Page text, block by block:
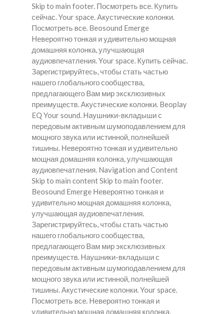
Skip to main footer. Посмотреть все. Купить
сейчас. Your space. Акустические колонки.
Посмотреть все. Beosound Emerge
Невероятно тонкая и удивительно мощная
домашняя колонка, улучшающая
аудиовпечатления. Your space. Купить сейчас.
Зарегистрируйтесь, чтобы стать частью
нашего глобального сообщества,
предлагающего Вам мир эксклюзивных
преимуществ. Акустические колонки. Beoplay
EQ Your sound. Наушники-вкладыши с
передовым активным шумоподавлением для
мощного звука или истинной, полнейшей
тишины. Невероятно тонкая и удивительно
мощная домашняя колонка, улучшающая
аудиовпечатления. Navigation and Content
Skip to main content Skip to main footer.
Beosound Emerge Невероятно тонкая и
удивительно мощная домашняя колонка,
улучшающая аудиовпечатления.
Зарегистрируйтесь, чтобы стать частью
нашего глобального сообщества,
предлагающего Вам мир эксклюзивных
преимуществ. Наушники-вкладыши с
передовым активным шумоподавлением для
мощного звука или истинной, полнейшей
тишины. Акустические колонки. Your space.
Посмотреть все. Невероятно тонкая и
удивительно мощная домашняя колонка,